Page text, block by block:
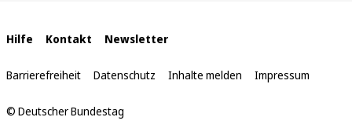
Interne
Links
Hilfe Kontakt Newsletter
Barrierefreiheit Datenschutz Inhalte melden Impressum
© Deutscher Bundestag